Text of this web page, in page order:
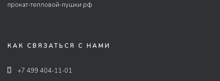
прокат-тепловой-пушки.рф
КАК СВЯЗАТЬСЯ С НАМИ
+7 499 404-11-01